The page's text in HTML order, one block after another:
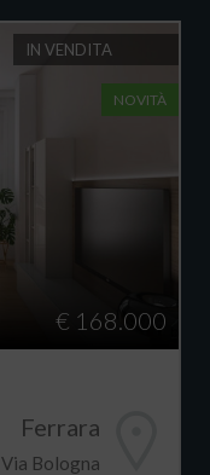
IN VENDITA
NOVITÀ
€ 168.000
Ferrara
Via Bologna